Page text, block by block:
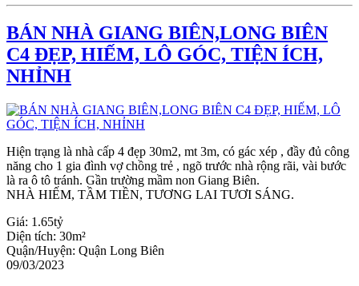
BÁN NHÀ GIANG BIÊN,LONG BIÊN
C4 ĐẸP, HIẾM, LÔ GÓC, TIỆN ÍCH,
NHỈNH
Hiện trạng là nhà cấp 4 đẹp 30m2, mt 3m, có gác xép , đầy đủ công
năng cho 1 gia đình vợ chồng trẻ , ngõ trước nhà rộng rãi, vài bước
là ra ô tô tránh. Gần trường mầm non Giang Biên.
NHÀ HIẾM, TẦM TIỀN, TƯƠNG LAI TƯƠI SÁNG.
Giá: 1.65tỷ
Diện tích: 30m²
Quận/Huyện: Quận Long Biên
09/03/2023